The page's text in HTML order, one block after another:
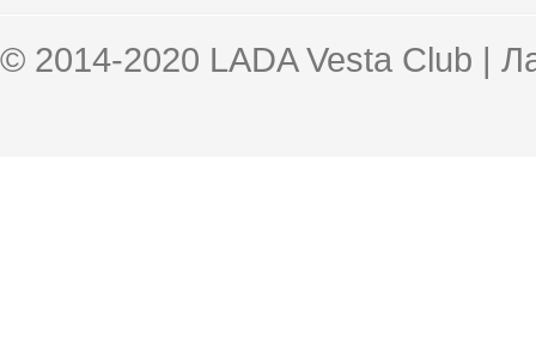
© 2014-2020 LADA Vesta Club |